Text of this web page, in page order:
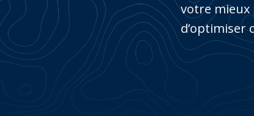
votre
d’optimiser